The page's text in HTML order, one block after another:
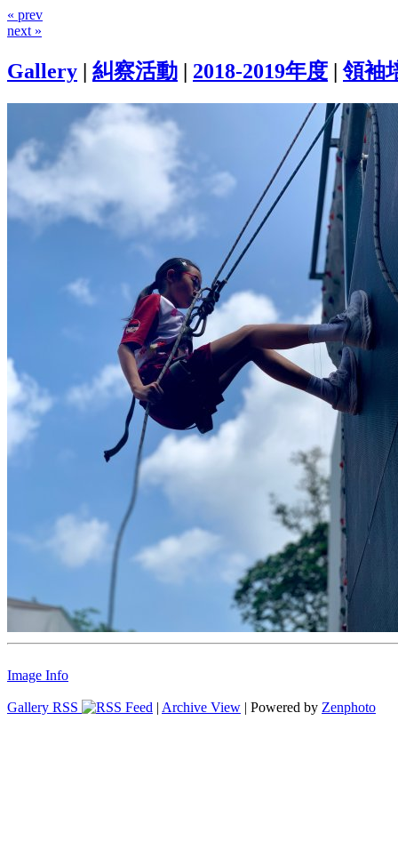
« prev
next »
Gallery | 糾察活動 | 2018-2019年度 |領袖
Image Info
Gallery RSS | Archive View | Powered by Zenphoto